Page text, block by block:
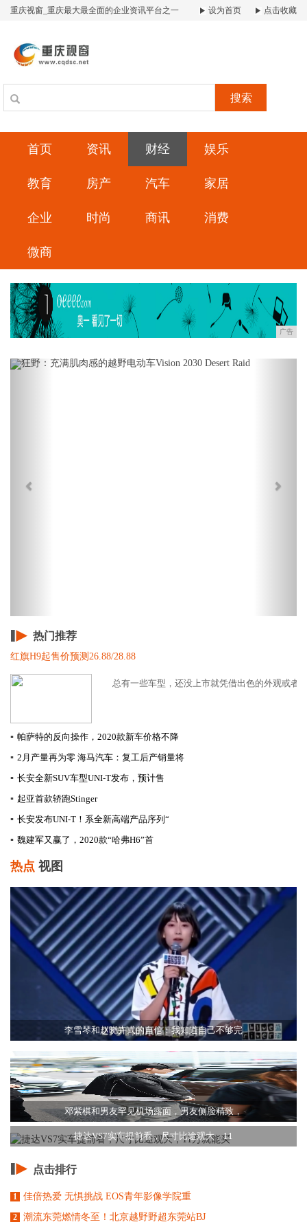
重庆视窗_重庆最大最全面的企业资讯平台之一 设为首页 点击收藏
搜索
首页 资讯 财经 娱乐
教育 房产 汽车 家居
企业 时尚 商讯 消费
微商
广告
Previous
热门推荐
红旗H9起售价预测26.88/28.88
总有一些车型，还没上市就凭借出色的外观或者
▪ 帕萨特的反向操作，2020款新车价格不降
▪ 2月产量再为零 海马汽车：复工后产销量将
▪ 长安全新SUV车型UNI-T发布，预计售
▪ 起亚首款轿跑Stinger
▪ 长安发布UNI-T！系全新高端产品序列“
▪ ​魏建军又赢了，2020款“哈弗H6”首
热点 视图
李雪琴和赵晓卉式的自信：我知道自己不够完
邓紫棋和男友罕见机场露面，男友侧脸精致，
捷达VS7实车提前看，尺寸比途观大，11
点击排行
1 佳倍热爱 无惧挑战 EOS青年影像学院重
2 潮流东莞燃情冬至！北京越野野超东莞站BJ